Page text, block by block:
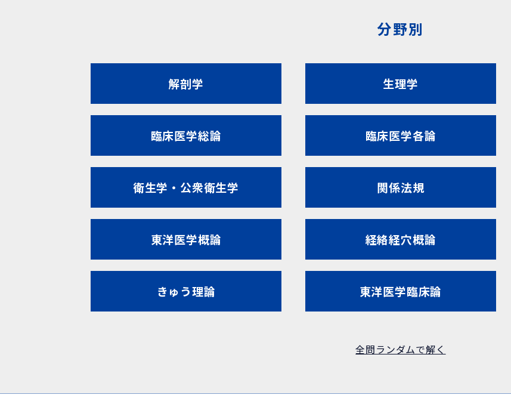
分野別
解剖学 生理学
臨床医学総論 臨床医学各論
衛生学・公衆衛生学 関係法規
東洋医学概論 経絡経穴概論
きゅう理論 東洋医学臨床論
全問ランダムで解く